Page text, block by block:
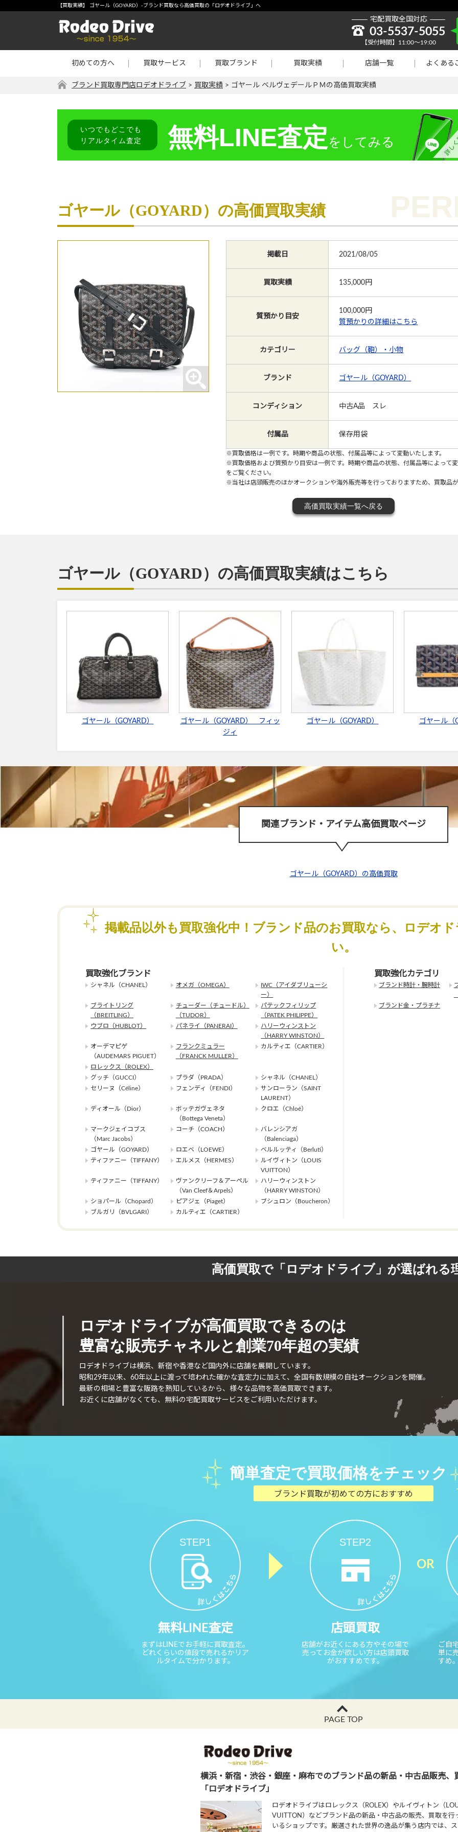
【買取実績】 ゴヤール（GOYARD）-ブランド買取なら高価買取の「ロデオドライブ」へ
宅配買取全国対応
03-5537-5055
【受付時間】11:00～19:00
初めての方へ 買取サービス
宅配買取
店頭買取
リターン買取 買取ブランド
-【買取強化】シャネル
その他買取 買取実績 店舗一覧 よくある
ブランド買取専門店ロデオドライブ > 買取実績 > ゴヤール ベルヴェデールＰＭの高価買取実績
いつでもどこでも
リアルタイム査定
無料LINE査定 をしてみる
ゴヤール（GOYARD）の高価買取実績
掲載日 2021/08/05
買取実績 135,000円
質預かり目安
100,000円
質預かりの詳細はこちら
カテゴリー バッグ（鞄）・小物
ブランド ゴヤール（GOYARD）
コンディション 中古A品 スレ
付属品 保存用袋
※買取価格は一例です。時期や商品の状態、付属品等によって変動いたします。
※買取価格および質預かり目安は一例です。時期や商品の状態、付属品等によって
をご覧ください。
※当社は店頭販売のほかオークションや海外販売等を行っておりますため、買取品
高価買取実績一覧へ戻る
ゴヤール（GOYARD）の高価買取実績はこちら
ゴヤール（GOYARD）
ゴヤール（GOYARD） フィッ
ジィ
ゴヤール（GOYARD） ゴヤール（
関連ブランド・アイテム高価買取ページ
ゴヤール（GOYARD）の高価買取
掲載品以外も買取強化中！ブランド品のお買取なら、ロデオ
い。
買取強化ブランド
シャネル（CHANEL） オメガ（OMEGA）
IWC（アイダブリューシ
ー）
ブライトリング
（BREITLING）
チューダー（チュードル）
（TUDOR）
パテックフィリップ
（PATEK PHILIPPE）
ウブロ（HUBLOT）
パネライ（PANERAI）
ハリーウィンストン
（HARRY WINSTON）
オーデマピゲ
（AUDEMARS PIGUET）
フランクミュラー
（FRANCK MULLER）
カルティエ（CARTIER）
ロレックス（ROLEX）
グッチ（GUCCI）
プラダ（PRADA）
シャネル（CHANEL）
セリーヌ（Céline）
フェンディ（FENDI）
サンローラン（SAINT
LAURENT）
ディオール（Dior）
ボッテガヴェネタ
（Bottega Veneta）
クロエ（Chloé）
マークジェイコブス
（Marc Jacobs）
コーチ（COACH）
バレンシアガ
（Balenciaga）
ゴヤール（GOYARD）
ロエベ（LOEWE）
ベルルッティ（Berluti）
ティファニー（TIFFANY）
エルメス（HERMES）
ルイヴィトン（LOUIS
VUITTON）
ティファニー（TIFFANY）
ヴァンクリーフ＆アーペル
（Van Cleef＆Arpels）
ハリーウィンストン
（HARRY WINSTON）
ショパール（Chopard）
ピアジェ（Piaget）
ブシュロン（Boucheron）
ブルガリ（BVLGARI）
カルティエ（CARTIER）
買取強化カテゴリ
ブランド時計・腕時計
ブランド金・プラチナ
高価買取で「ロデオドライブ」が選ばれる
ロデオドライブが高価買取できるのは
豊富な販売チャネルと創業70年超の実績
ロデオドライブは横浜、新宿や香港など国内外に店舗を展開しています。
昭和29年以来、60年以上に渡って培われた確かな査定力に加えて、全国有数規模の自社オークションを開催。
最新の相場と豊富な販路を熟知しているから、様々な品物を高価買取できます。
お近くに店舗がなくても、無料の宅配買取サービスをご利用いただけます。
簡単査定で買取価格をチェック
ブランド買取が初めての方におすすめ
STEP1
無料LINE査定
まずはLINEでお手軽に買取査定。
どれくらいの値段で売れるかリア
ルタイムで分かります。
STEP2
店頭買取
店舗がお近くにある方やその場で
売ってお金が欲しい方は店頭買取
がおすすめです。
ご自
単に
すめ
PAGE TOP
横浜・新宿・渋谷・銀座・麻布でのブランド品の新品・中古品販売、
「ロデオドライブ」
ロデオドライブはロレックス（ROLEX）やルイヴィトン（
VUITTON）などブランド品の新品・中古品の販売、買取を行
いるショップです。厳選された世界の逸品が集う店内では、